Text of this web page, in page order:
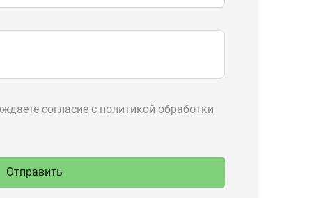
777
71
спецтехники